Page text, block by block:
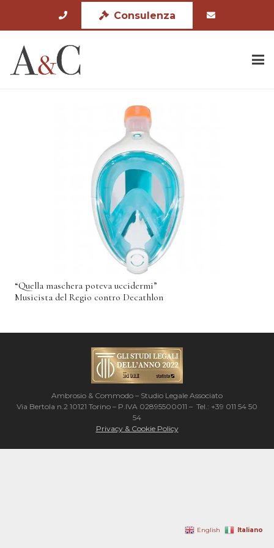
Consulenza
“Quella maschera poteva uccidermi”
Musicista del Regio contro Decathlon
Ambrosio & Commodo – Studio Legale Associato
Via Bertola n.2 10121 Torino – P.IVA 02895500011 – Tel.: +39 011 54 50
54
Privacy & Cookie Policy
English Italiano